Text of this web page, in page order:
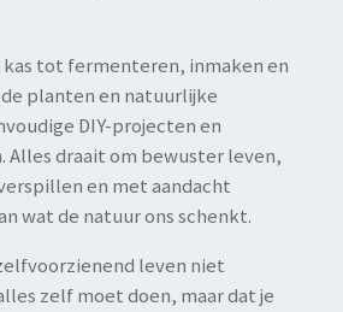
kas tot fermenteren, inmaken en
planten en natuurlijke
DIY-projecten en
Alles draait om bewuster leven,
en met aandacht
wat de natuur ons schenkt.
leven niet
zelf moet doen, maar dat je